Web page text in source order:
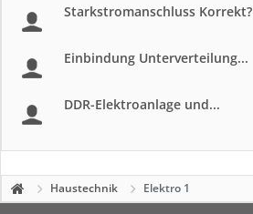
Starkstromanschluss Korrekt?
Einbindung Unterverteilung...
DDR-Elektroanlage und...
Haustechnik Elektro 1